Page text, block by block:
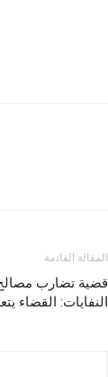
المقالة القادمة
قضية تضارب
النفايات: القضاء